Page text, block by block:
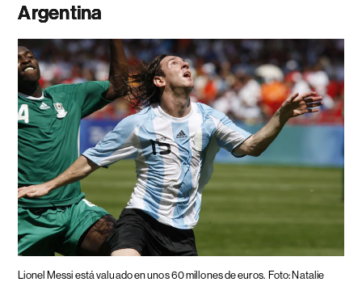
Argentina
Lionel Messi está valuado en unos 60 millones de euros. Foto: Natalie